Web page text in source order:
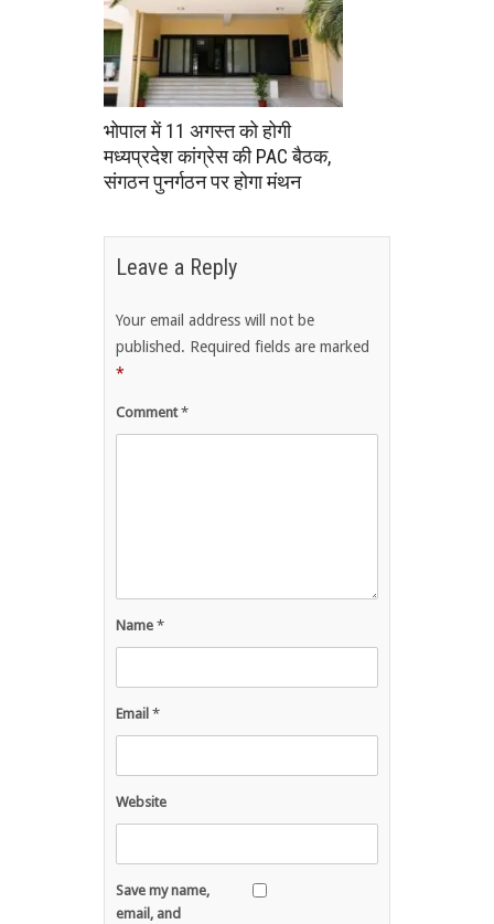
भोपाल में 11 अगस्त को होगी
मध्यप्रदेश कांग्रेस की PAC बैठक,
संगठन पुनर्गठन पर होगा मंथन
Leave a Reply
Your email address will not be
published. Required fields are marked
*
Comment*
Name *
Email *
Website
Save my name,
email, and